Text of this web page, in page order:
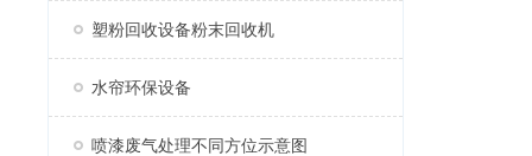
塑粉回收设备粉末回收机
水帘环保设备
喷漆废气处理不同方位示意图